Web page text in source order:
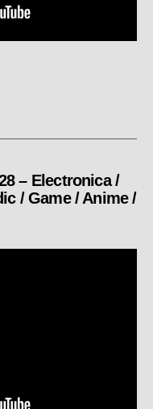
– Electronica /
/ Game / Anime /